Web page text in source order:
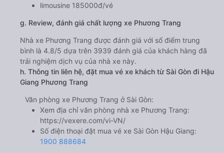
limousine 185000đ/vé
g. Review, đánh giá chất lượng xe Phương Trang
Nhà xe Phương Trang được đánh giá với số điểm trung
bình là 4.8/5 dựa trên 3939 đánh giá của khách hàng đã
trải nghiệm dịch vụ của nhà xe này.
h. Thông tin liên hệ, đặt mua vé xe khách từ Sài Gòn đi Hậu
Giang Phương Trang
Văn phòng xe Phương Trang ở Sài Gòn:
Xem địa chỉ văn phòng nhà xe Phương Trang:
https://vexere.com/vi-VN/
Số điện thoại đặt mua vé xe Sài Gòn Hậu Giang:
1900 888684